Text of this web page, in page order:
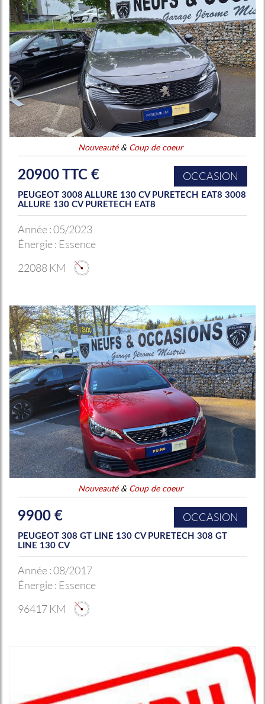
Nouveauté& Coup de coeur
20900 TTC € OCCASION
PEUGEOT 3008 ALLURE 130 CV PURETECH EAT8 3008
ALLURE 130 CV PURETECH EAT8
Année :05/2023
Énergie : Essence
22088 KM
Nouveauté& Coup de coeur
9900 € OCCASION
PEUGEOT 308 GT LINE 130 CV PURETECH 308 GT
LINE 130 CV
Année :08/2017
Énergie : Essence
96417 KM